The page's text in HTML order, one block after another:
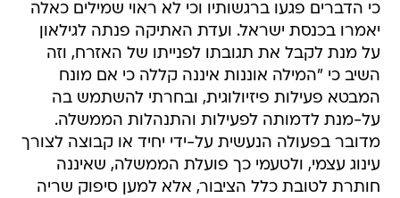
כי הדברים פגעו ברגשותיו וכי לא ראוי שמילים כאלה
יאמרו בכנסת ישראל. ועדת האתיקה פנתה לגילאון
על מנת לקבל את תגובתו לפנייתו של האזרח, וזה
השיב כי "המילה אוננות איננה קללה כי אם מונח
המבטא פעילות פיזיולוגית, ובחרתי להשתמש בה
על-מנת לדמותה לפעילות והתנהלות הממשלה.
מדובר בפעולה הנעשית על-ידי יחיד או קבוצה לצורך
עינוג עצמי, ולטעמי כך פועלת הממשלה, שאיננה
חותרת לטובת כלל הציבור, אלא למען סיפוק שריה